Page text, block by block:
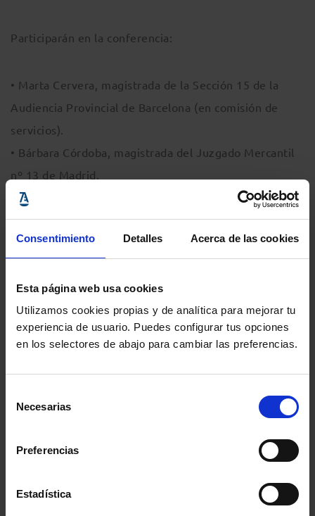
Consentimiento Detalles Acerca de las cookies
Esta página web usa cookies
Utilizamos cookies propias y de analítica para mejorar tu
experiencia de usuario. Puedes configurar tus opciones
en los selectores de abajo para cambiar las preferencias.
Necesarias
Preferencias
Estadística
Participarán en la conferencia:
• Marta Cervera, magistrada de la Sección 15 de la
Audiencia Provincial de Barcelona (en comisión de
servicios).
• Bárbara Córdoba, magistrada del Juzgado Mercantil
nº 13 de Madrid.
• Yolanda Ríos, magistrada del Juzgado Mercantil nº 1
de Barcelona.
Información del evento
08037, España
Fin: 5 mayo 2020 - 13:30h